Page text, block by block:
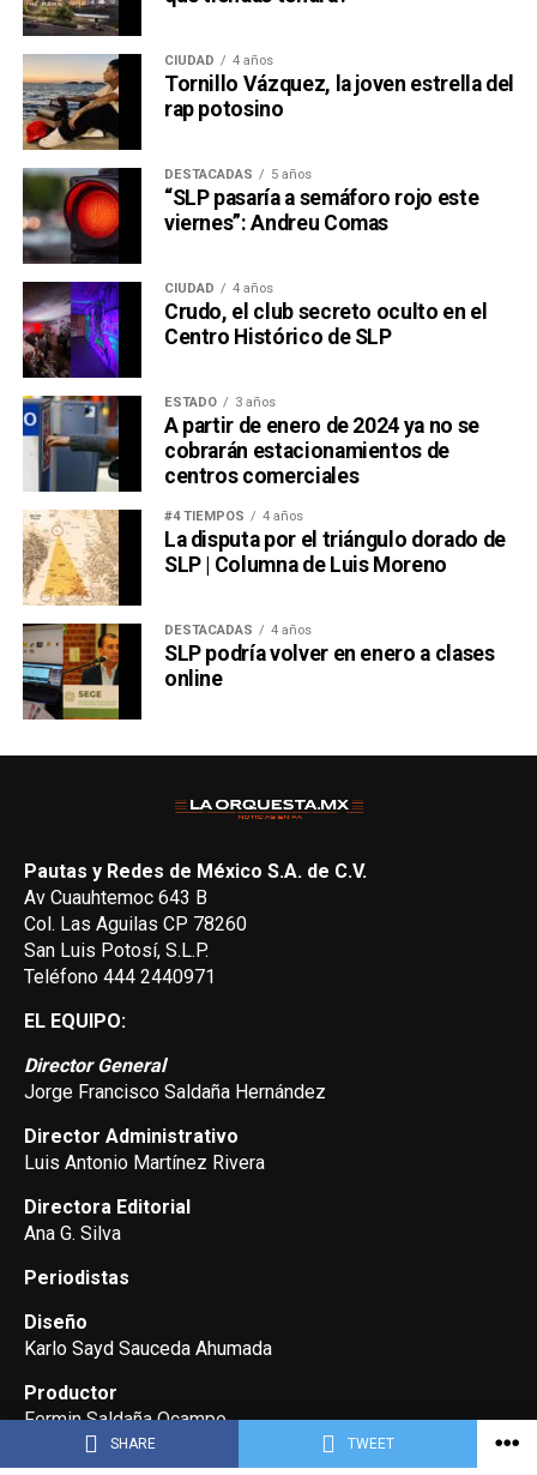
SHARE TWEET
CIUDAD 4 años
Tornillo Vázquez, la joven estrella del
rap potosino
DESTACADAS 5 años
“SLP pasaría a semáforo rojo este
viernes”: Andreu Comas
CIUDAD 4 años
Crudo, el club secreto oculto en el
Centro Histórico de SLP
ESTADO 3 años
A partir de enero de 2024 ya no se
cobrarán estacionamientos de
centros comerciales
#4 TIEMPOS 4 años
La disputa por el triángulo dorado de
SLP | Columna de Luis Moreno
DESTACADAS 4 años
SLP podría volver en enero a clases
online
Pautas y Redes de México S.A. de C.V.
Av Cuauhtemoc 643 B
Col. Las Aguilas CP 78260
San Luis Potosí, S.L.P.
Teléfono 444 2440971
EL EQUIPO:
Director General
Jorge Francisco Saldaña Hernández
Director Administrativo
Luis Antonio Martínez Rivera
Directora Editorial
Ana G. Silva
Periodistas
Diseño
Karlo Sayd Sauceda Ahumada
Productor
Fermin Saldaña Ocampo